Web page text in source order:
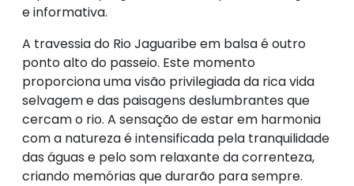
e informativa.
A travessia do Rio Jaguaribe em balsa é outro
ponto alto do passeio. Este momento
proporciona uma visão privilegiada da rica vida
selvagem e das paisagens deslumbrantes que
cercam o rio. A sensação de estar em harmonia
com a natureza é intensificada pela tranquilidade
das águas e pelo som relaxante da correnteza,
criando memórias que durarão para sempre.